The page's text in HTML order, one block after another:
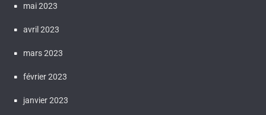
mai 2023
avril 2023
mars 2023
février 2023
janvier 2023